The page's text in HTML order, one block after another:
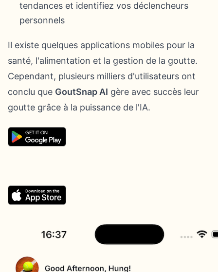
tendances et identifiez vos déclencheurs
personnels
Il existe quelques applications mobiles pour la
santé, l'alimentation et la gestion de la goutte.
Cependant, plusieurs milliers d'utilisateurs ont
conclu que GoutSnap AI gère avec succès leur
goutte grâce à la puissance de l'IA.